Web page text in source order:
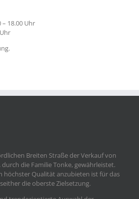
– 18.00 Uhr
Breiten Straße der Verkauf von
die Familie Tonke, gewährleistet.
höchster Qualität anzubieten ist für das
die oberste Zielsetzung.